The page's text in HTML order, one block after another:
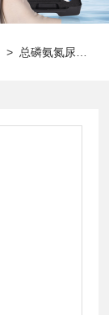
>总磷氨氮尿素检测仪